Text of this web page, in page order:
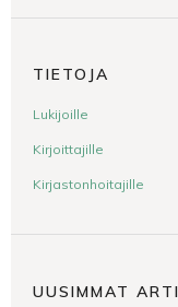
TIETOJA
Lukijoille
Kirjoittajille
Kirjastonhoitajille
UUSIMMAT